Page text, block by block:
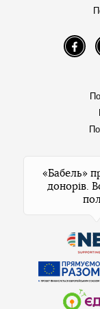
«Бабель»
донорів.